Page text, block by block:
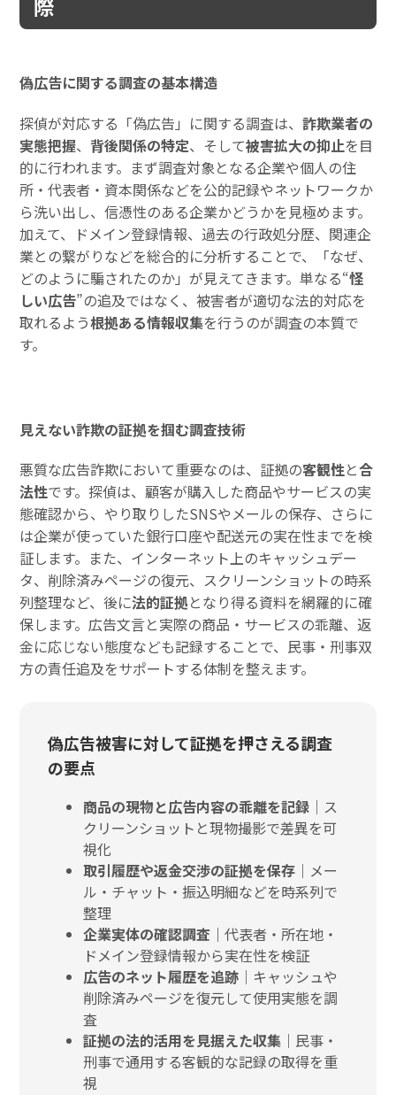
偽広告に関する調査の基本構造
探偵が対応する「偽広告」に関する調査は、詐欺業者の
実態把握、 背後関係の特定、そして被害拡大の抑止を目
的に行われます。まず調査対象となる企業や個人の住
所・代表者・資本関係などを公的記録やネットワークか
ら洗い出し、信憑性のある企業かどうかを見極めます。
加えて、ドメイン登録情報、過去の行政処分歴、関連企
業との繋がりなどを総合的に分析することで、「なぜ、
どのように騙されたのか」が見えてきます。単なる“怪
しい広告”の追及ではなく、被害者が適切な法的対応を
取れるよう根拠ある情報収集を行うのが調査の本質で
す。
見えない詐欺の証拠を掴む調査技術
悪質な広告詐欺において重要なのは、証拠の客観性と合
法性です。探偵は、顧客が購入した商品やサービスの実
態確認から、やり取りしたSNSやメールの保存、さらに
は企業が使っていた銀行口座や配送元の実在性までを検
証します。また、インターネット上のキャッシュデー
タ、削除済みページの復元、スクリーンショットの時系
列整理など、後に法的証拠となり得る資料を網羅的に確
保します。広告文言と実際の商品・サービスの乖離、返
金に応じない態度なども記録することで、民事・刑事双
方の責任追及をサポートする体制を整えます。
偽広告被害に対して証拠を押さえる調査
の要点
商品の現物と広告内容の乖離を記録 ｜ス
クリーンショットと現物撮影で差異を可
視化
取引履歴や返金交渉の証拠を保存 ｜メー
ル・チャット・振込明細などを時系列で
整理
企業実体の確認調査｜代表者・所在地・
ドメイン登録情報から実在性を検証
広告のネット履歴を追跡 ｜キャッシュや
削除済みページを復元して使用実態を調
査
証拠の法的活用を見据えた収集 ｜民事・
刑事で通用する客観的な記録の取得を重
視